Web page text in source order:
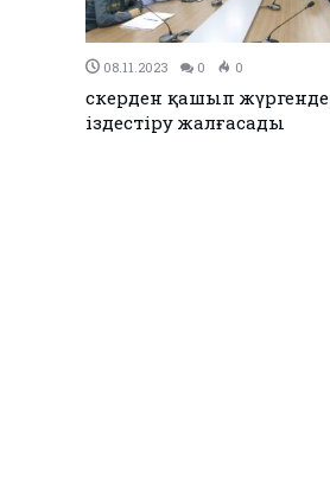
10.10.2023 0 0
“Оқ басын тесіп шыққан”.
Астанада Ұлттық ұлан